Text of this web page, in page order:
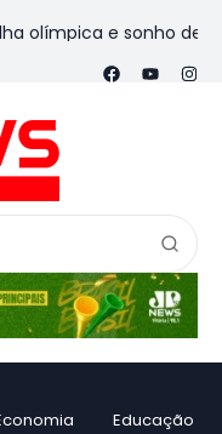
e sonho de
Educação